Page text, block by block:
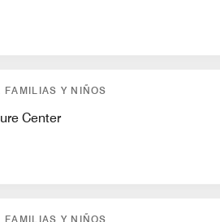
FAMILIAS Y NIÑOS
Center
FAMILIAS Y NIÑOS